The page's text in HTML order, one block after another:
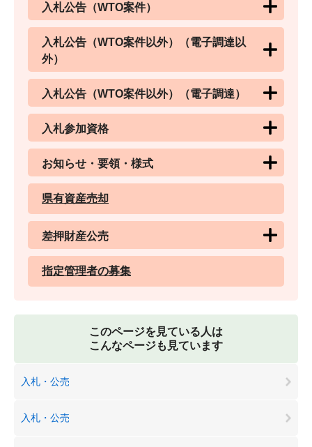
入札公告（WTO案件）
入札公告（WTO案件以外）（電子調達以
外）
入札公告（WTO案件以外）（電子調達）
入札参加資格
お知らせ・要領・様式
県有資産売却
差押財産公売
指定管理者の募集
このページを見ている人は
こんなページも見ています
入札・公売
入札・公売